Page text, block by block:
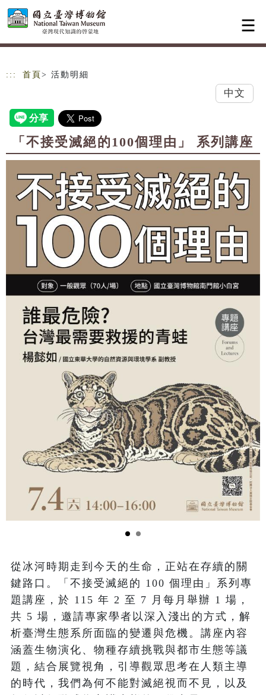
跳到主要內容
網站導覽
::: 首頁 > 活動明細
中文
「不接受滅絕的100個理由」 系列講座
從冰河時期走到今天的生命，正站在存續的關
鍵路口。「不接受滅絕的 100 個理由」系列專
題講座，於 115 年 2 至 7 月每月舉辦 1 場，
共 5 場，邀請專家學者以深入淺出的方式，解
析臺灣生態系所面臨的變遷與危機。講座內容
涵蓋生物演化、物種存續挑戰與都市生態等議
題，結合展覽視角，引導觀眾思考在人類主導
的時代，我們為何不能對滅絕視而不見，以及